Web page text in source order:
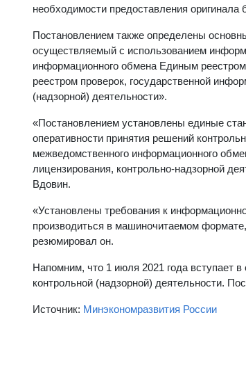
необходимости предоставления оригинала
Постановлением также определены
осуществляемый с использованием
информационного обмена Единым
реестром проверок, государственной
(надзорной) деятельности».
«Постановлением установлены единые
оперативности принятия решений
межведомственного информационного
лицензирования, контрольно-надзорной
Вдовин.
«Установлены требования к
производиться в машиночитаемом
резюмировал он.
Напомним, что 1 июля 2021 года вступает
контрольной (надзорной) деятельности.
Источник: Минэкономразвития России